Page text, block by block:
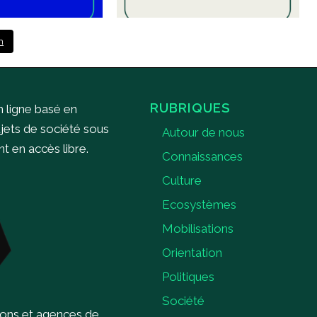
ligne basé en
de société sous
en accès libre.
RUBRIQUES
Autour de nous
Connaissances
Culture
Ecosystèmes
Mobilisations
Orientation
Politiques
Société